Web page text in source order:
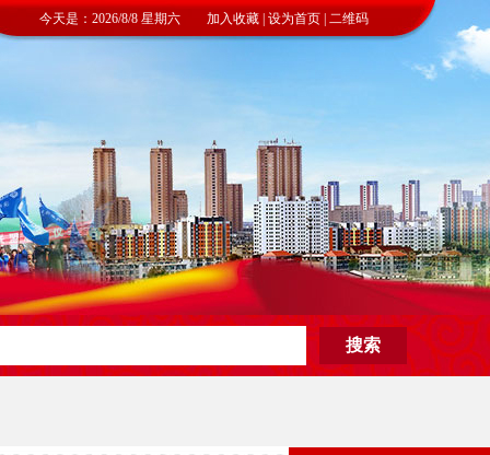
今天是：2026/8/8 星期六 加入收藏 | 设为首页 | 二维码